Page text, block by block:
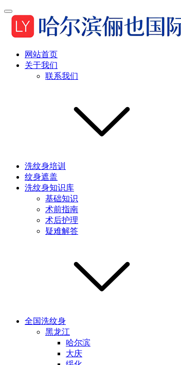
网站首页
关于我们
联系我们
洗纹身培训
纹身遮盖
洗纹身知识库
基础知识
术前指南
术后护理
疑难解答
全国洗纹身
黑龙江
哈尔滨
大庆